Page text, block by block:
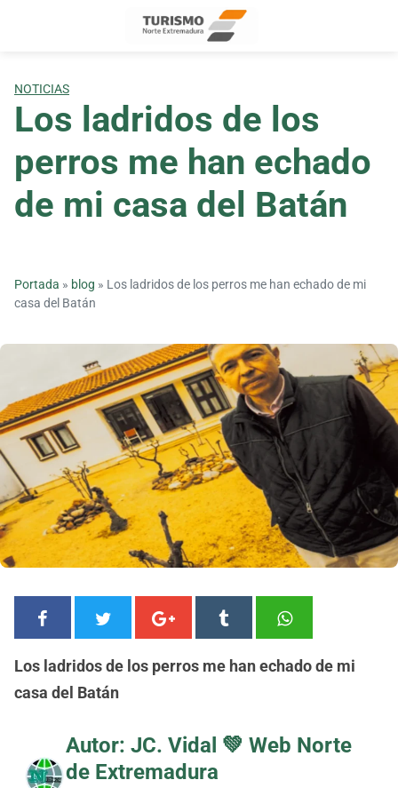
NOTICIAS
Los ladridos de los
perros me han echado
de mi casa del Batán
Portada » blog » Los ladridos de los perros me han echado de mi
casa del Batán
Los ladridos de los perros me han echado de mi
casa del Batán
Autor: JC. Vidal 💚 Web Norte
de Extremadura